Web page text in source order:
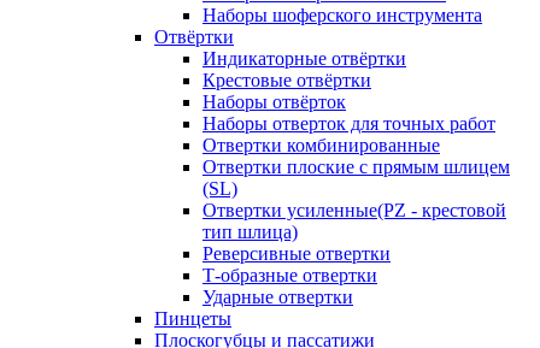
Наборы шоферского инструмента
Отвёртки
Индикаторные отвёртки
Крестовые отвёртки
Наборы отвёрток
Наборы отверток для точных работ
Отвертки комбинированные
Отвертки плоские с прямым шлицем
(SL)
Отвертки усиленные(PZ - крестовой
тип шлица)
Реверсивные отвертки
Т-образные отвертки
Ударные отвертки
Пинцеты
Плоскогубцы и пассатижи